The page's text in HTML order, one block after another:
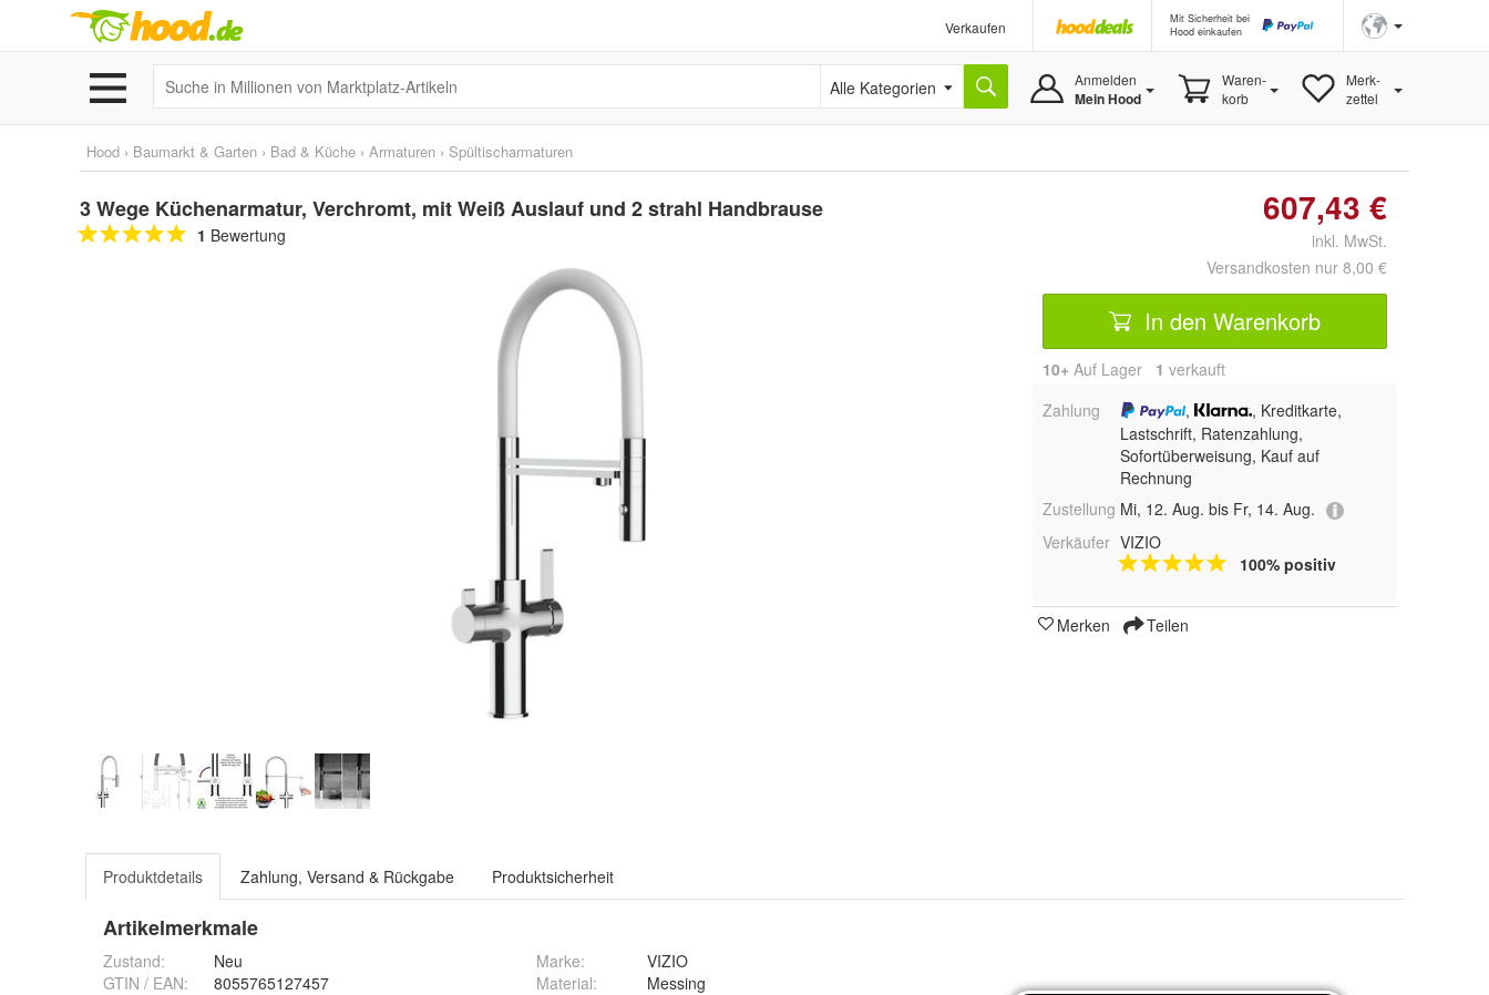
Verkaufen
Mit Sicherheit bei
Hood einkaufen
Alle Kategorien Anmelden
Mein Hood
Waren-
korb
Merk-
zettel
Hood › Baumarkt & Garten › Bad & Küche › Armaturen › Spültischarmaturen
3 Wege Küchenarmatur, Verchromt, mit Weiß Auslauf und 2 strahl Handbrause
1 Bewertung
607,43 €
inkl. MwSt.
Versandkosten nur 8,00 €
In den Warenkorb
10+ Auf Lager 1 verkauft
Zahlung
,
, Kreditkarte,
Lastschrift, Ratenzahlung,
Sofortüberweisung, Kauf auf
Rechnung
Zustellung Mi, 12. Aug. bis Fr, 14. Aug.
Verkäufer VIZIO
100% positiv
Merken Teilen
Produktdetails Zahlung, Versand & Rückgabe Produktsicherheit
Artikelmerkmale
Zustand:
Neu
GTIN / EAN:
8055765127457
Marke:
VIZIO
Material: Messing